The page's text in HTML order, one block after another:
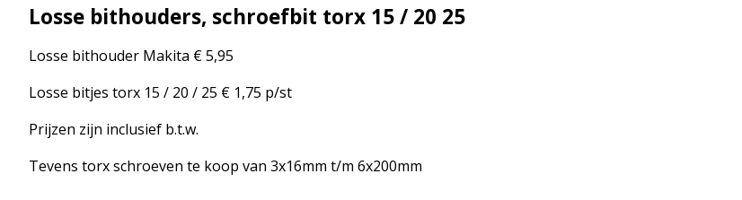
Losse bithouders, schroefbit torx 15 / 20 25
Losse bithouder Makita € 5,95
Losse bitjes torx 15 / 20 / 25 € 1,75 p/st
Prijzen zijn inclusief b.t.w.
Tevens torx schroeven te koop van 3x16mm t/m 6x200mm